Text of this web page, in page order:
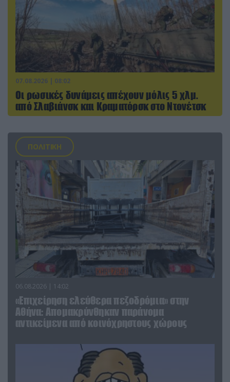
07.08.2026 | 08:02
Οι ρωσικές δυνάμεις απέχουν μόλις 5 χλμ.
από Σλαβιάνσκ και Κραματόρσκ στο Ντονέτσκ
ΠΟΛΙΤΙΚΗ
06.08.2026 | 14:02
«Επιχείρηση ελεύθερα πεζοδρόμια» στην
Αθήνα: Απομακρύνθηκαν παράνομα
αντικείμενα από κοινόχρηστους χώρους